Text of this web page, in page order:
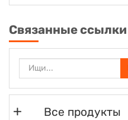
Связанные ссылки
Все продукты